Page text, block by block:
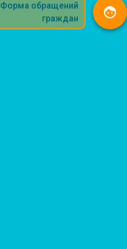
Форма обращений
граждан